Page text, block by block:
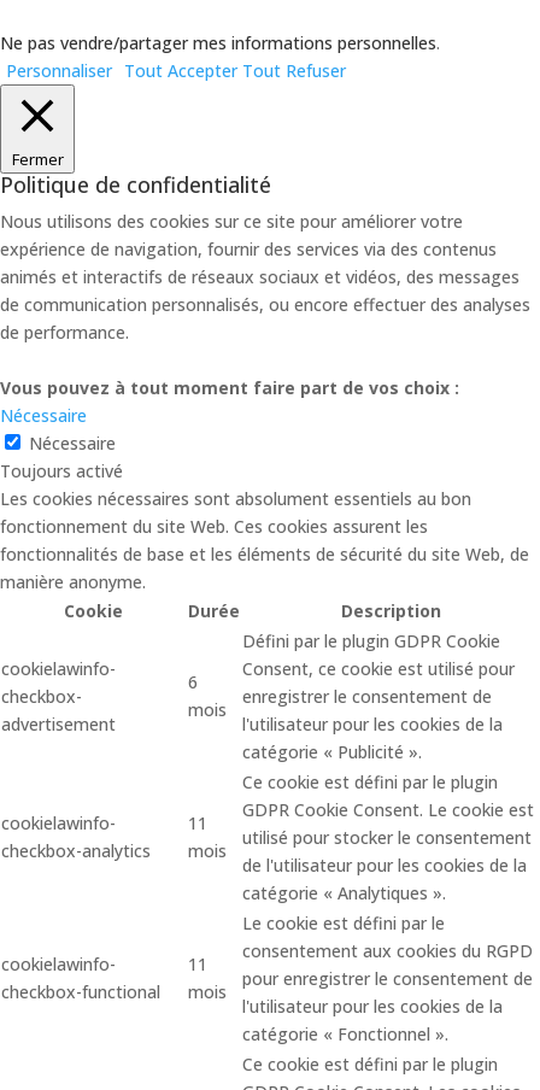
Ne pas vendre/partager mes informations personnelles.
Personnaliser Tout Accepter Tout Refuser
Fermer
Politique de confidentialité
Nous utilisons des cookies sur ce site pour améliorer votre
expérience de navigation, fournir des services via des contenus
animés et interactifs de réseaux sociaux et vidéos, des messages
de communication personnalisés, ou encore effectuer des analyses
de performance.
Vous pouvez à tout moment faire part de vos choix :
Nécessaire
Nécessaire
Toujours activé
Les cookies nécessaires sont absolument essentiels au bon
fonctionnement du site Web. Ces cookies assurent les
fonctionnalités de base et les éléments de sécurité du site Web, de
manière anonyme.
Cookie
Durée Description
cookielawinfo-
checkbox-
advertisement
6
mois
Défini par le plugin GDPR Cookie
Consent, ce cookie est utilisé pour
enregistrer le consentement de
l'utilisateur pour les cookies de la
catégorie « Publicité ».
cookielawinfo-
checkbox-analytics
11
mois
Ce cookie est défini par le plugin
GDPR Cookie Consent. Le cookie est
utilisé pour stocker le consentement
de l'utilisateur pour les cookies de la
catégorie « Analytiques ».
cookielawinfo-
checkbox-functional
11
mois
Le cookie est défini par le
consentement aux cookies du RGPD
pour enregistrer le consentement de
l'utilisateur pour les cookies de la
catégorie « Fonctionnel ».
Ce cookie est défini par le plugin